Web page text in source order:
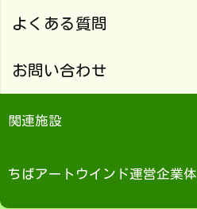
よくある質問
お問い合わせ
関連施設
ちばアートウインド運営企業体